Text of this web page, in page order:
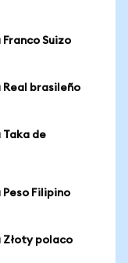
Suizo
Real brasileño
Taka de
Peso Filipino
Złoty polaco